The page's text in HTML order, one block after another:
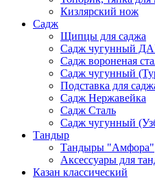
Кизлярский нож
Садж
Щипцы для саджа
Садж чугунный
Садж вороненая
Садж чугунный
Подставка для
Садж Нержавейка
Садж Сталь
Садж чугунный
Тандыр
Тандыры "Амфора"
Аксессуары для
Казан классический